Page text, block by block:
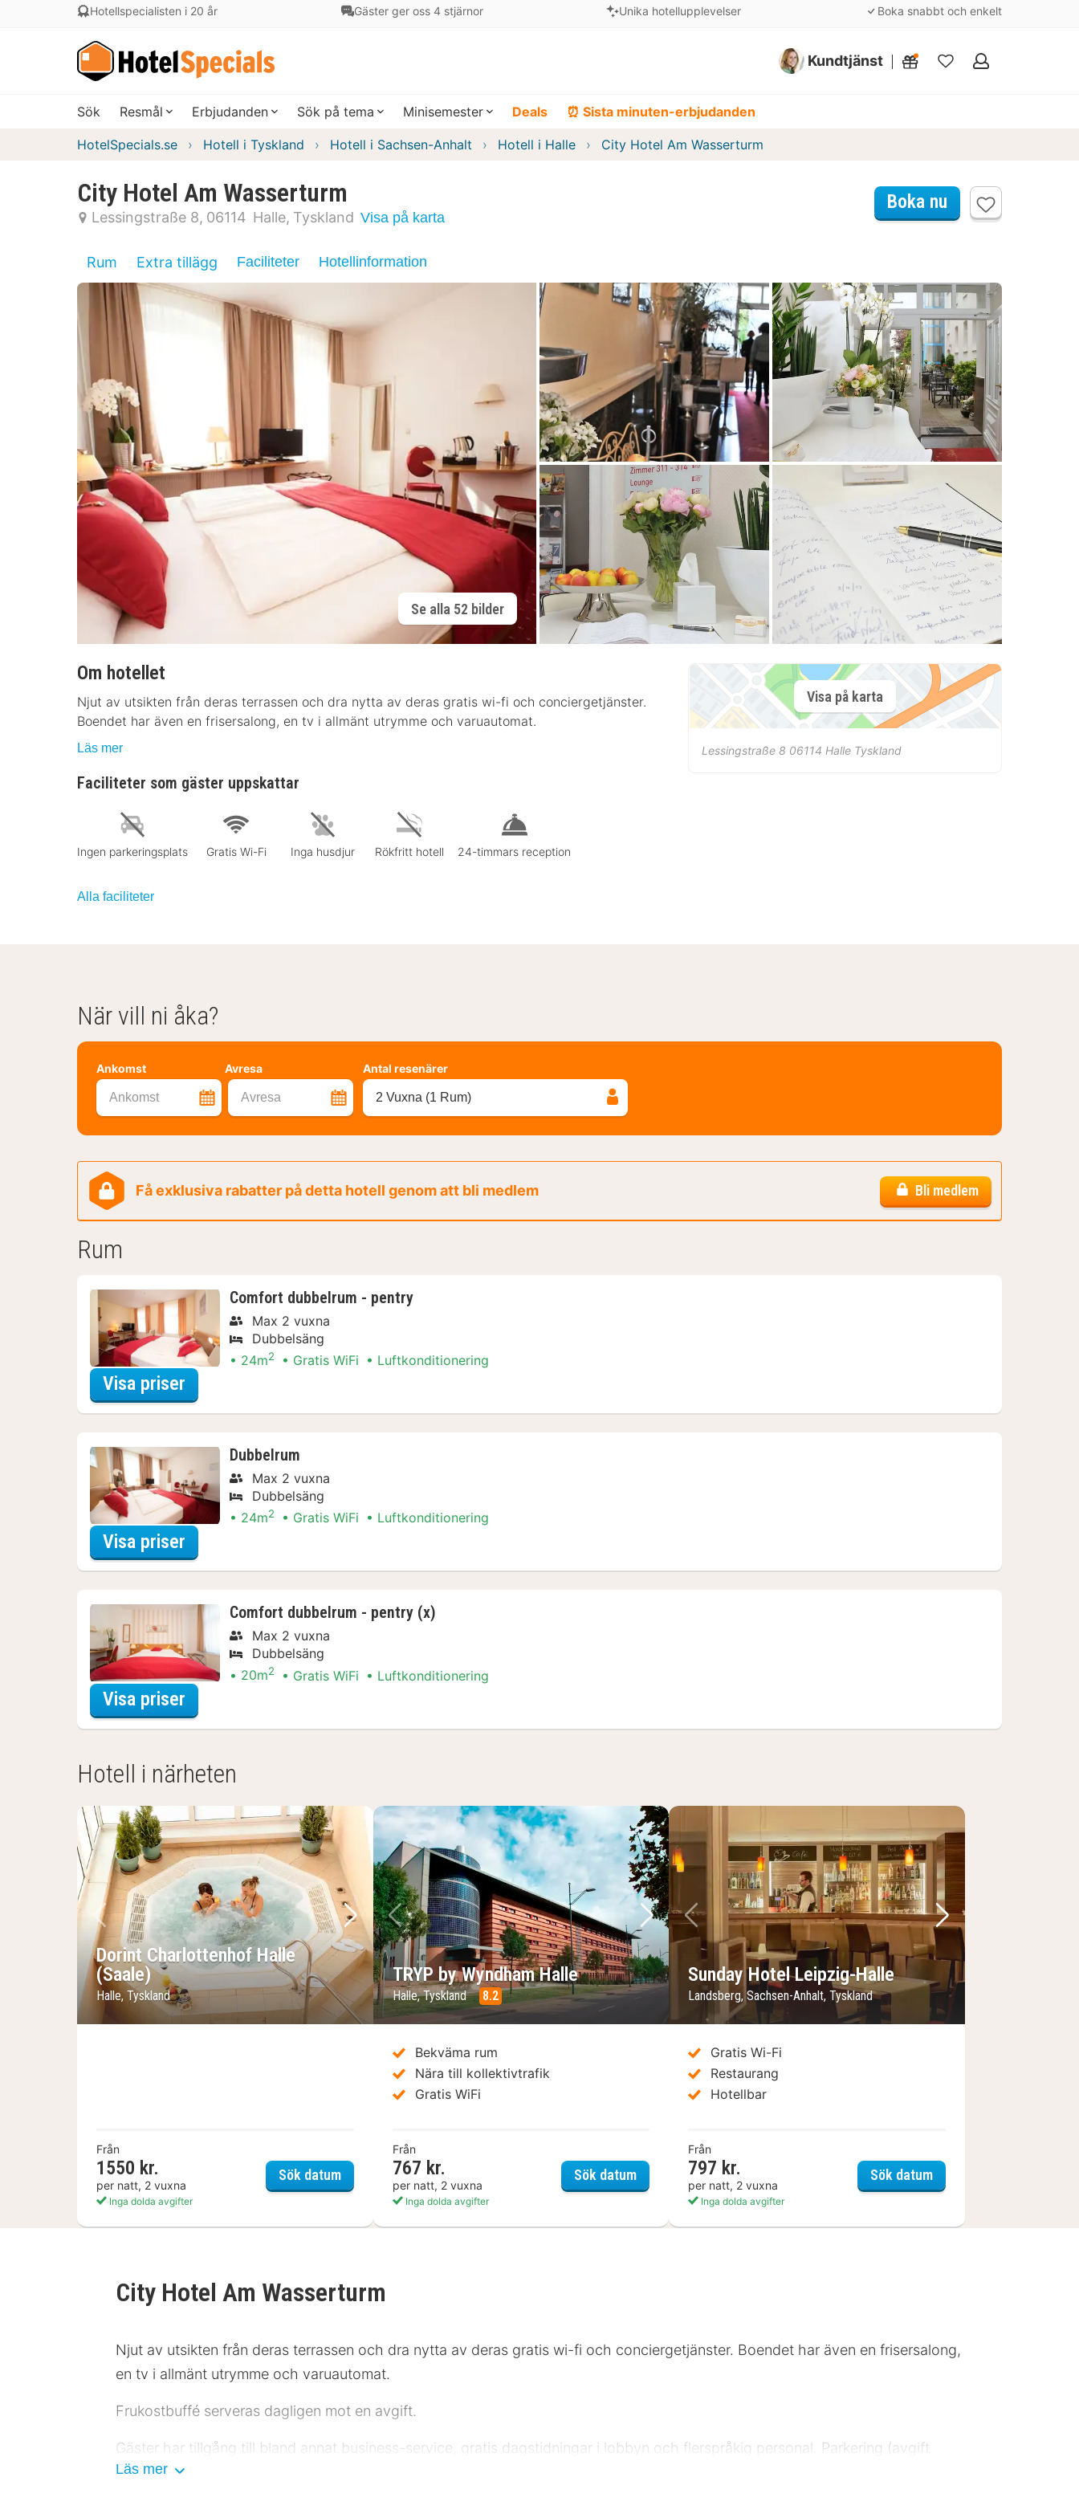
Hotellspecialisten i 20 år Gäster ger oss 4 stjärnor Unika hotellupplevelser Boka snabbt och enkelt
Kundtjänst
Mina
Sök Resmål Erbjudanden Sök på tema Minisemester Deals ⏰ Sista minuten-erbjudanden
HotelSpecials.se Hotell i Tyskland Hotell i Sachsen-Anhalt Hotell i Halle City Hotel Am Wasserturm
City Hotel Am Wasserturm
Lessingstraße 8 06114 Halle Tyskland Visa på karta
Boka nu
Rum Extra tillägg Faciliteter Hotellinformation
Se alla 52 bilder
Om hotellet
Njut av utsikten från deras terrassen och dra nytta av deras gratis wi-fi och conciergetjänster.
Boendet har även en frisersalong, en tv i allmänt utrymme och varuautomat.
Läs mer
Faciliteter som gäster uppskattar
Ingen parkeringsplats Gratis Wi-Fi Inga husdjur Rökfritt hotell 24-timmars reception
Alla faciliteter
Visa på karta
Lessingstraße 8 06114 Halle Tyskland
När vill ni åka?
Ankomst Avresa
Ankomst Avresa
Antal resenärer
2 Vuxna (1 Rum)
Få exklusiva rabatter på detta hotell genom att bli medlem Bli medlem
Rum
Comfort dubbelrum - pentry
Max 2 vuxna
Dubbelsäng
24m2 Gratis WiFi Luftkonditionering
Visa priser
Dubbelrum
Max 2 vuxna
Dubbelsäng
24m2 Gratis WiFi Luftkonditionering
Visa priser
Comfort dubbelrum - pentry (x)
Max 2 vuxna
Dubbelsäng
20m2 Gratis WiFi Luftkonditionering
Visa priser
Hotell i närheten
Föregående bild
Nästa bild
Dorint Charlottenhof Halle
(Saale)
Halle, Tyskland
Från
1550 kr.
per natt, 2 vuxna
Inga dolda avgifter
Sök datumDorint Charlottenhof Halle (Saale)
Föregående bild
Nästa bild
TRYP by Wyndham Halle
Halle, Tyskland 8.2
Bekväma rum
Nära till kollektivtrafik
Gratis WiFi
Från
767 kr.
per natt, 2 vuxna
Inga dolda avgifter
Sök datumTRYP by Wyndham Halle
Föregående bild
Nästa bild
Sunday Hotel Leipzig-Halle
Landsberg, Sachsen-Anhalt, Tyskland
Gratis Wi-Fi
Restaurang
Hotellbar
Från
797 kr.
per natt, 2 vuxna
Inga dolda avgifter
Sök datumSunday Hotel Leipzig-
City Hotel Am Wasserturm
Njut av utsikten från deras terrassen och dra nytta av deras gratis wi-fi och conciergetjänster. Boendet har även en frisersalong,
en tv i allmänt utrymme och varuautomat.
Frukostbuffé serveras dagligen mot en avgift.
Gäster har tillgång till bland annat business-service, gratis dagstidningar i lobbyn och flerspråkig personal. Parkering (avgift
tillkommer) erbjuds på plats.
Läs mer